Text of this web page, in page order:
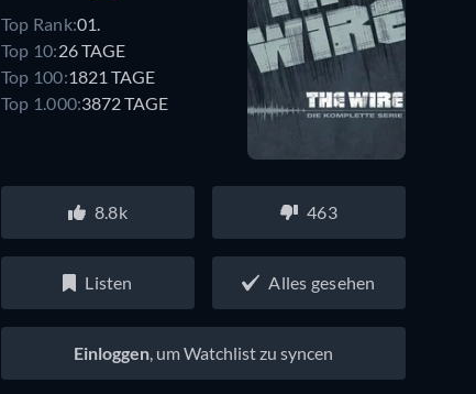
Top Rank:01.
Top 10:26 TAGE
Top 100:1821 TAGE
Top 1.000:3872 TAGE
8.8k 463
Listen Alles gesehen
Einloggen, um Watchlist zu syncen